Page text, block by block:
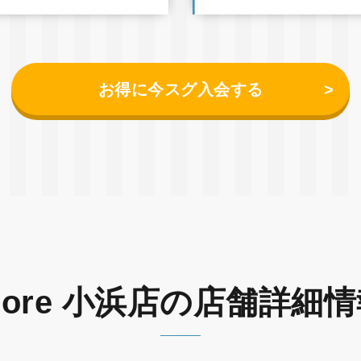
お得に今スグ入会する
小浜店の店舗詳細